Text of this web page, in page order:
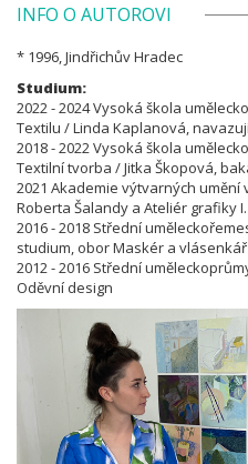
INFO O AUTOROVI
* 1996, Jindřichův Hradec
Studium:
2022 - 2024 Vysoká škola
Textilu / Linda Kaplanová,
2018 - 2022 Vysoká škola
Textilní tvorba / Jitka Škopová,
2021 Akademie výtvarných umění
Roberta Šalandy a Ateliér grafiky
2016 - 2018 Střední
studium, obor Maskér a vlásenkář
2012 - 2016 Střední
Oděvní design